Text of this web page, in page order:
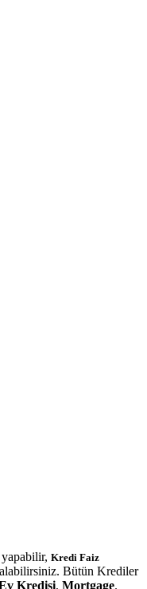
yapabilir, Kredi Faiz
Bütün Krediler
Kredisi, Mortgage.